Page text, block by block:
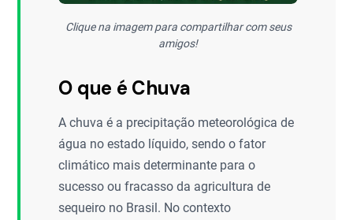
Clique na imagem para compartilhar com seus
amigos!
O que é Chuva
A chuva é a precipitação meteorológica de
água no estado líquido, sendo o fator
climático mais determinante para o
sucesso ou fracasso da agricultura de
sequeiro no Brasil. No contexto